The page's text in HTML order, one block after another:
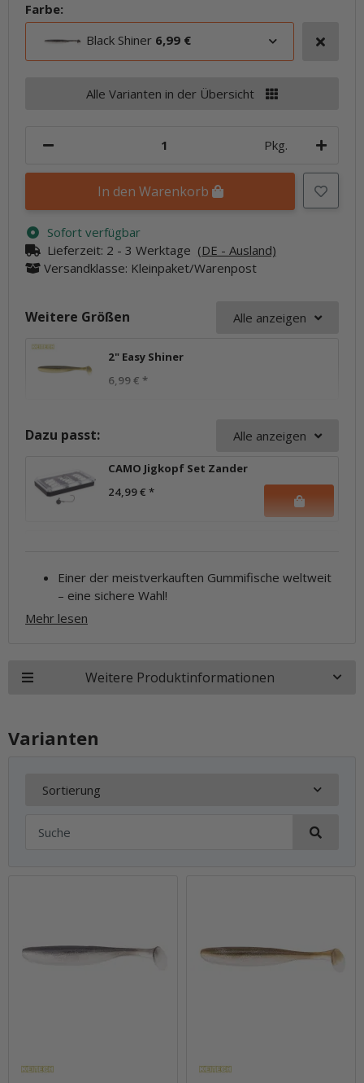
Farbe:
Black Shiner 6,99 €
Alle Varianten in der Übersicht
Pkg.
In den Warenkorb
Sofort verfügbar
Lieferzeit: 2 - 3 Werktage (DE - Ausland)
Versandklasse: Kleinpaket/Warenpost
Weitere Größen Alle anzeigen
2" Easy Shiner
6,99 € *
Dazu passt: Alle anzeigen
CAMO Jigkopf Set Zander
24,99 € *
Einer der meistverkauften Gummifische weltweit
– eine sichere Wahl!
Mehr lesen
Weitere Produktinformationen
Varianten
Sortierung